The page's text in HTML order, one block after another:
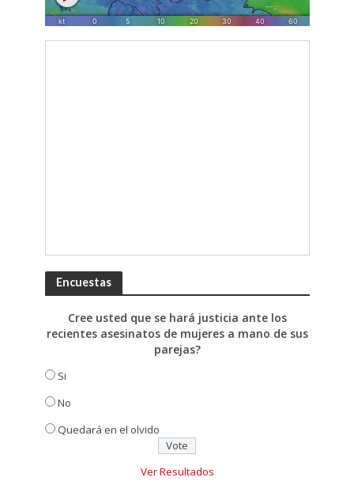
Encuestas
Cree usted que se hará justicia ante los
recientes asesinatos de mujeres a mano de sus
parejas?
Si
No
Quedará en el olvido
Ver Resultados